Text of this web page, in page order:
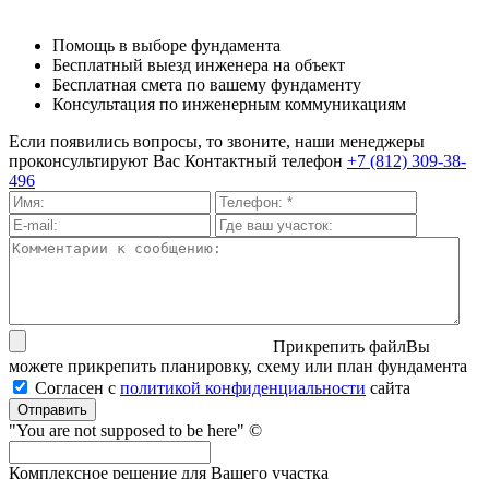
Помощь в выборе фундамента
Бесплатный выезд инженера на объект
Бесплатная смета по вашему фундаменту
Консультация по инженерным коммуникациям
Если появились вопросы, то звоните, наши менеджеры
проконсультируют Вас Контактный телефон +7 (812) 309-38-
496
Прикрепить файлВы
можете прикрепить планировку, схему или план фундамента
Согласен с политикой кон­фи­ден­ци­аль­нос­ти сайта
Отправить
"You are not supposed to be here" ©
Комплексное решение для Вашего участка